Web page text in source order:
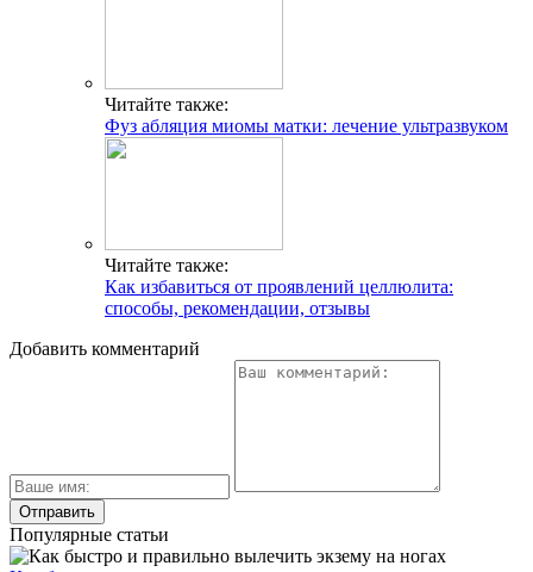
Читайте также:
Фуз абляция миомы матки: лечение ультразвуком
Читайте также:
Как избавиться от проявлений целлюлита:
способы, рекомендации, отзывы
Добавить комментарий
Популярные статьи